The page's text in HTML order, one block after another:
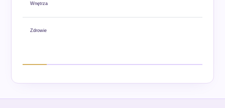
Wnętrza
Zdrowie